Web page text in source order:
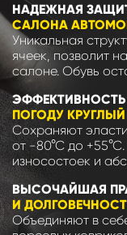
НАДЕЖНАЯ
САЛОНА
Уникальная
ячеек, позволит
салоне. Обувь
ПОГОДУ
Сохраняют
от -80°С до
износостоек и
ВЫСОЧАЙШАЯ
И
Объединяют в